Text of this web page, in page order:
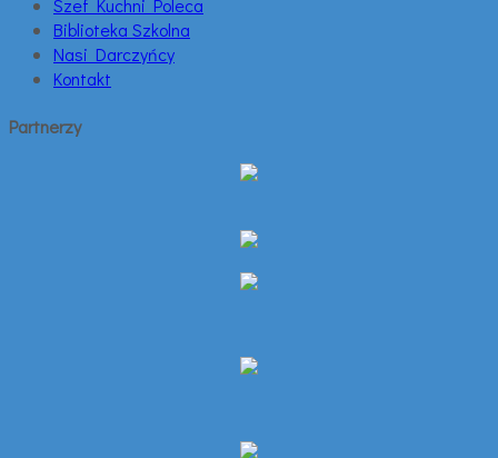
Szef Kuchni Poleca
Biblioteka Szkolna
Nasi Darczyńcy
Kontakt
Partnerzy